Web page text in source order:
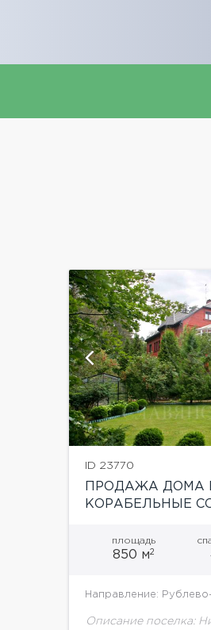
ID 23770
ПРОДАЖА ДОМА
КОРАБЕЛЬНЫЕ
площадь
850 м2
Направление:
Описание поселка: